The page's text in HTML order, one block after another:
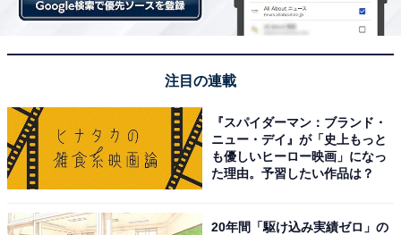
静かな環境でゆっくりと温泉を楽しめる
地元の味を活かした食事がとてもおいしい
注目の連載
『スパイダーマン：ブランド・
ニュー・デイ』が「史上もっと
も優しいヒーロー映画」になっ
た理由。予習したい作品は？
20年間「駆け込み実績ゼロ」の